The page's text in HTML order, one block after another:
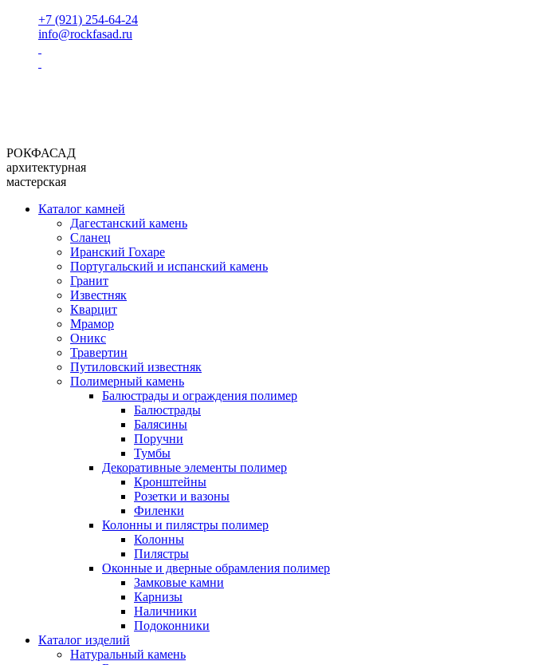
+7 (921) 254-64-24
info@rockfasad.ru
РОКФАСАД
архитектурная
мастерская
Каталог камней
Дагестанский камень
Сланец
Иранский Гохаре
Португальский и испанский камень
Гранит
Известняк
Кварцит
Мрамор
Оникс
Травертин
Путиловский известняк
Полимерный камень
Балюстрады и ограждения полимер
Балюстрады
Балясины
Поручни
Тумбы
Декоративные элементы полимер
Кронштейны
Розетки и вазоны
Филенки
Колонны и пилястры полимер
Колонны
Пилястры
Оконные и дверные обрамления полимер
Замковые камни
Карнизы
Наличники
Подоконники
Каталог изделий
Натуральный камень